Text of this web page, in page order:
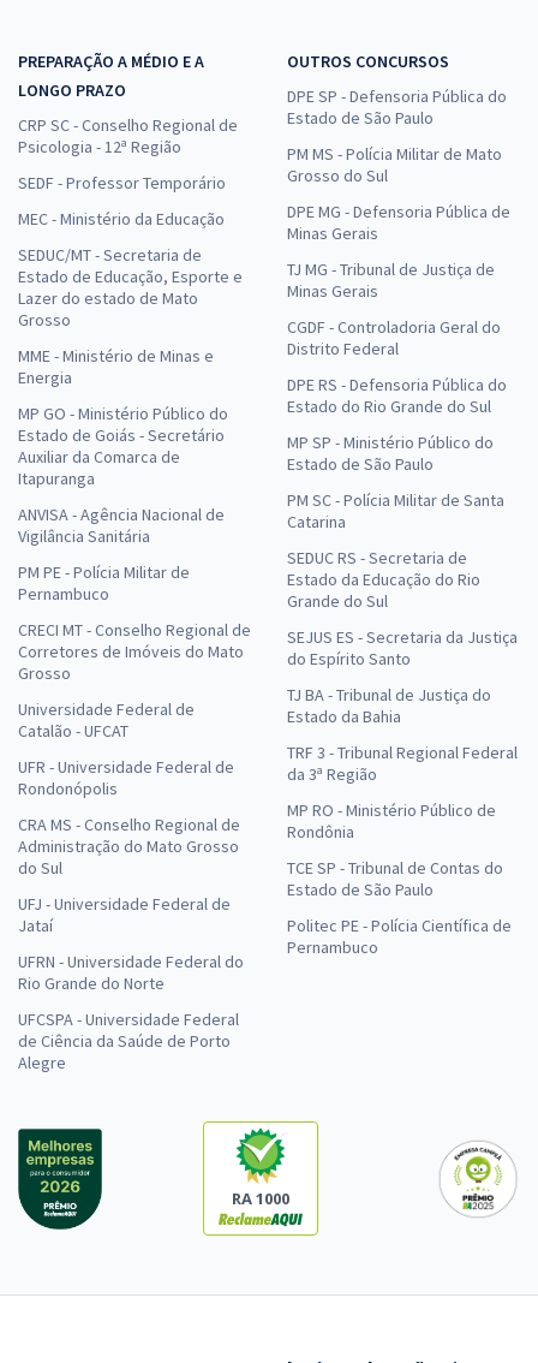
PREPARAÇÃO A MÉDIO E A
LONGO PRAZO
CRP SC - Conselho Regional de
Psicologia - 12ª Região
SEDF - Professor Temporário
MEC - Ministério da Educação
SEDUC/MT - Secretaria de
Estado de Educação, Esporte e
Lazer do estado de Mato
Grosso
MME - Ministério de Minas e
Energia
MP GO - Ministério Público do
Estado de Goiás - Secretário
Auxiliar da Comarca de
Itapuranga
ANVISA - Agência Nacional de
Vigilância Sanitária
PM PE - Polícia Militar de
Pernambuco
CRECI MT - Conselho Regional de
Corretores de Imóveis do Mato
Grosso
Universidade Federal de
Catalão - UFCAT
UFR - Universidade Federal de
Rondonópolis
CRA MS - Conselho Regional de
Administração do Mato Grosso
do Sul
UFJ - Universidade Federal de
Jataí
UFRN - Universidade Federal do
Rio Grande do Norte
UFCSPA - Universidade Federal
de Ciência da Saúde de Porto
Alegre
OUTROS CONCURSOS
DPE SP - Defensoria Pública do
Estado de São Paulo
PM MS - Polícia Militar de Mato
Grosso do Sul
DPE MG - Defensoria Pública de
Minas Gerais
TJ MG - Tribunal de Justiça de
Minas Gerais
CGDF - Controladoria Geral do
Distrito Federal
DPE RS - Defensoria Pública do
Estado do Rio Grande do Sul
MP SP - Ministério Público do
Estado de São Paulo
PM SC - Polícia Militar de Santa
Catarina
SEDUC RS - Secretaria de
Estado da Educação do Rio
Grande do Sul
SEJUS ES - Secretaria da Justiça
do Espírito Santo
TJ BA - Tribunal de Justiça do
Estado da Bahia
TRF 3 - Tribunal Regional Federal
da 3ª Região
MP RO - Ministério Público de
Rondônia
TCE SP - Tribunal de Contas do
Estado de São Paulo
Politec PE - Polícia Científica de
Pernambuco
RA 1000